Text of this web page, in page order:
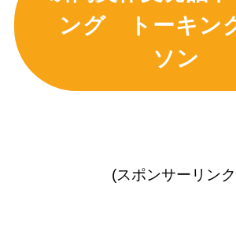
ング トーキン
ソン
(スポンサーリン